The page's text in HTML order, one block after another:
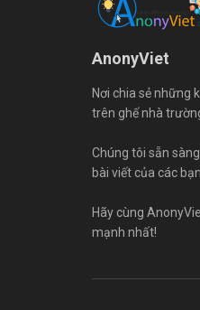
AnonyViet
Nơi chia sẻ những
trên ghế nhà
Chúng tôi sẵn
bài viết của các
Hãy cùng
mạnh nhất!